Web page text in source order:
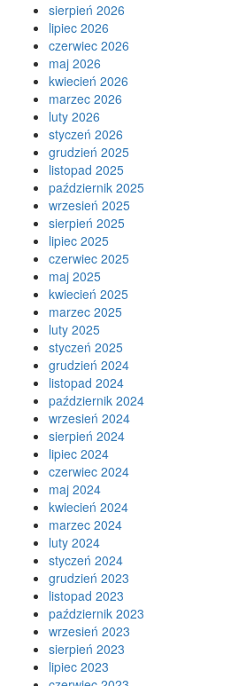
sierpień 2026
lipiec 2026
czerwiec 2026
maj 2026
kwiecień 2026
marzec 2026
luty 2026
styczeń 2026
grudzień 2025
listopad 2025
październik 2025
wrzesień 2025
sierpień 2025
lipiec 2025
czerwiec 2025
maj 2025
kwiecień 2025
marzec 2025
luty 2025
styczeń 2025
grudzień 2024
listopad 2024
październik 2024
wrzesień 2024
sierpień 2024
lipiec 2024
czerwiec 2024
maj 2024
kwiecień 2024
marzec 2024
luty 2024
styczeń 2024
grudzień 2023
listopad 2023
październik 2023
wrzesień 2023
sierpień 2023
lipiec 2023